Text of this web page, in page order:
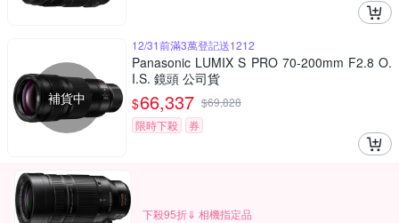
補貨中
12/31前滿3萬登記送1212
Panasonic LUMIX S PRO 70-200mm F2.8 O.
I.S. 鏡頭 公司貨
$66,337 $69,828
限時下殺
券
下殺95折⇓ 相機指定品